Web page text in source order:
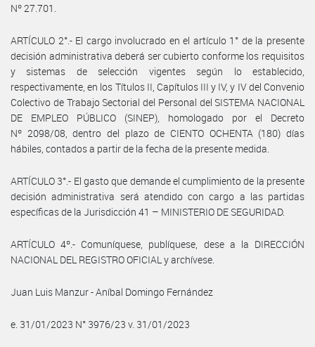
Nº 27.701.
ARTÍCULO 2°.- El cargo involucrado en el artículo 1° de la presente
decisión administrativa deberá ser cubierto conforme los requisitos
y sistemas de selección vigentes según lo establecido,
respectivamente, en los Títulos II, Capítulos III y IV, y IV del Convenio
Colectivo de Trabajo Sectorial del Personal del SISTEMA NACIONAL
DE EMPLEO PÚBLICO (SINEP), homologado por el Decreto
Nº 2098/08, dentro del plazo de CIENTO OCHENTA (180) días
hábiles, contados a partir de la fecha de la presente medida.
ARTÍCULO 3°.- El gasto que demande el cumplimiento de la presente
decisión administrativa será atendido con cargo a las partidas
específicas de la Jurisdicción 41 – MINISTERIO DE SEGURIDAD.
ARTÍCULO 4º.- Comuníquese, publíquese, dese a la DIRECCIÓN
NACIONAL DEL REGISTRO OFICIAL y archívese.
Juan Luis Manzur - Aníbal Domingo Fernández
e. 31/01/2023 N° 3976/23 v. 31/01/2023